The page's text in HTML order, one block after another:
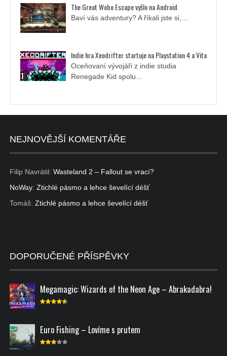
The Great Wobo Escape vyšlo na Android
Baví vás adventury? A říkali jste si,…
Indie hra Xeodrifter startuje na Playstation 4 a Vita
Oceňovaní vývojáři z indie studia
Renegade Kid spolu…
NEJNOVĚJŠÍ KOMENTÁŘE
Filip Navrátil: Wasteland 2 – Fallout se vrací?
NoWay: Ztichlé pásmo a lehce ševelící déšť
Tomáš: Ztichlé pásmo a lehce ševelící déšť
DOPORUČENÉ PŘÍSPĚVKY
Megamagic: Wizards of the Neon Age – Abrakadabra!
Euro Fishing – Lovíme s prutem